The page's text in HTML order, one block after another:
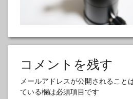
コメントを残す
メールアドレスが公開されること
ている欄は必須項目です